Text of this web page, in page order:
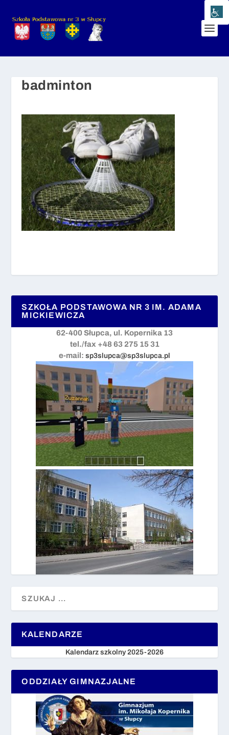
badminton
SZKOŁA PODSTAWOWA NR 3 IM. ADAMA
MICKIEWICZA
62-400 Słupca, ul. Kopernika 13
tel./fax +48 63 275 15 31
e-mail: sp3slupca@sp3slupca.pl
KALENDARZE
Kalendarz szkolny 2025-2026
ODDZIAŁY GIMNAZJALNE